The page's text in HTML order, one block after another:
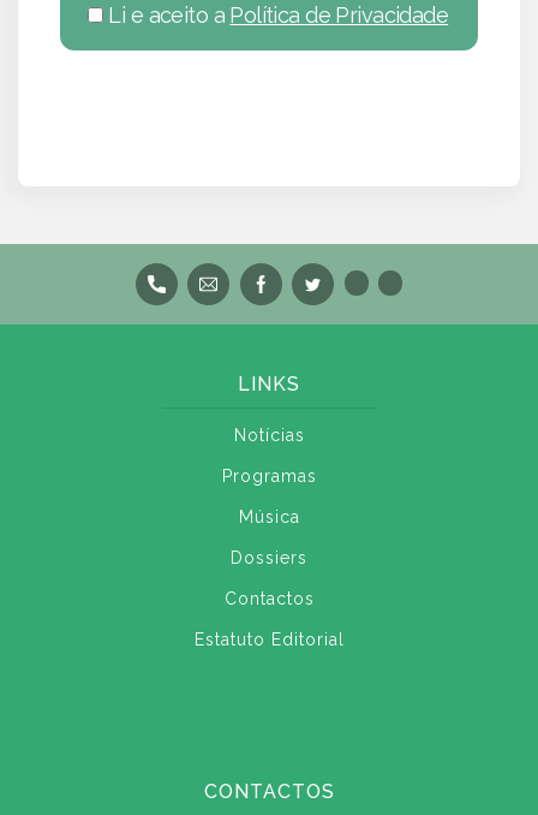
Li e aceito a Política de Privacidade
LINKS
Notícias
Programas
Música
Dossiers
Contactos
Estatuto Editorial
CONTACTOS